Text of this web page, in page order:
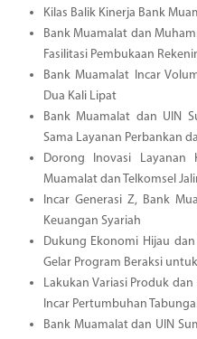
Kilas Balik Kinerja Bank
Bank Muamalat dan
Fasilitasi Pembukaan
Bank Muamalat Incar
Dua Kali Lipat
Bank Muamalat dan UIN
Sama Layanan Perbankan
Dorong Inovasi Layanan
Muamalat dan Telkomsel
Incar Generasi Z, Bank
Keuangan Syariah
Dukung Ekonomi Hijau
Gelar Program Beraksi
Lakukan Variasi Produk
Incar Pertumbuhan
Bank Muamalat dan UIN